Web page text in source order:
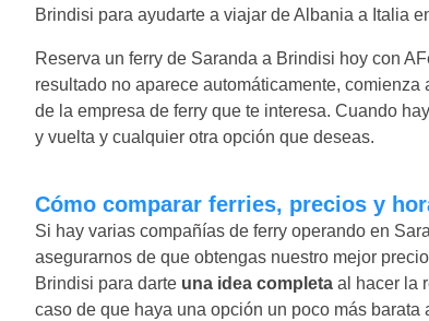
Brindisi para ayudarte a viajar de Albania a Italia
Reserva un ferry de Saranda a Brindisi hoy con
resultado no aparece automáticamente,
de la empresa de ferry que te interesa. Cuando
y vuelta y cualquier otra opción que deseas.
Cómo comparar ferries, precios y
Si hay varias compañías de ferry operando en
asegurarnos de que obtengas nuestro mejor
Brindisi para darte una idea completa al hacer la
caso de que haya una opción un poco más